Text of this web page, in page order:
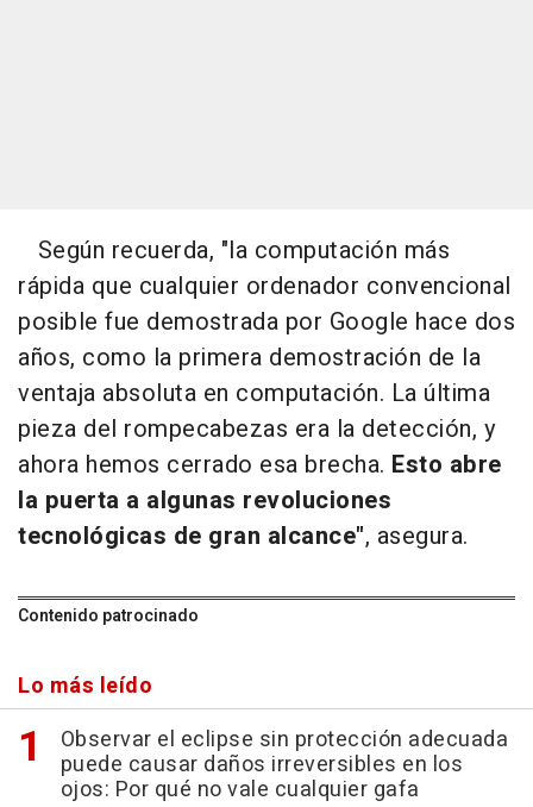
Según recuerda, "la computación más
rápida que cualquier ordenador convencional
posible fue demostrada por Google hace dos
años, como la primera demostración de la
ventaja absoluta en computación. La última
pieza del rompecabezas era la detección, y
ahora hemos cerrado esa brecha. Esto abre
la puerta a algunas revoluciones
tecnológicas de gran alcance", asegura.
Contenido patrocinado
Lo más leído
Observar el eclipse sin protección adecuada
puede causar daños irreversibles en los
ojos: Por qué no vale cualquier gafa